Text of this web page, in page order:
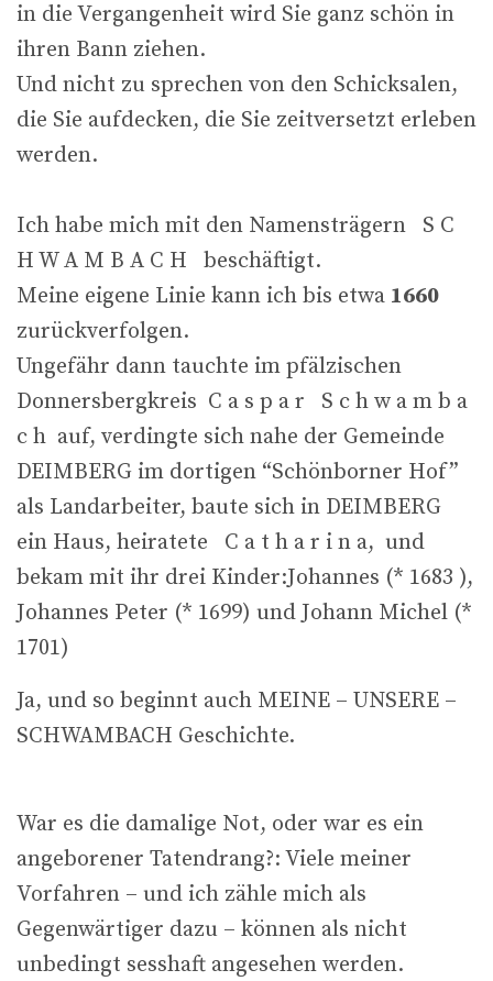
in die Vergangenheit wird Sie ganz schön in
ihren Bann ziehen.
Und nicht zu sprechen von den Schicksalen,
die Sie aufdecken, die Sie zeitversetzt erleben
werden.
Ich habe mich mit den Namensträgern S C
H W A M B A C H beschäftigt.
Meine eigene Linie kann ich bis etwa 1660
zurückverfolgen.
Ungefähr dann tauchte im pfälzischen
Donnersbergkreis C a s p a r S c h w a m b a
c h auf, verdingte sich nahe der Gemeinde
DEIMBERG im dortigen “Schönborner Hof”
als Landarbeiter, baute sich in DEIMBERG
ein Haus, heiratete C a t h a r i n a, und
bekam mit ihr drei Kinder:Johannes (* 1683 ),
Johannes Peter (* 1699) und Johann Michel (*
1701)
Ja, und so beginnt auch MEINE – UNSERE –
SCHWAMBACH Geschichte.
War es die damalige Not, oder war es ein
angeborener Tatendrang?: Viele meiner
Vorfahren – und ich zähle mich als
Gegenwärtiger dazu – können als nicht
unbedingt sesshaft angesehen werden.